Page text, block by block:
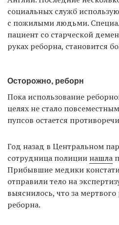
социальных служб
с пожилыми людьми.
пациент со старческой
руках реборна, становится
Осторожно, реборн
Пока использование
целях не стало
пупсов остается
Год назад в Центральном
сотрудница полиции нашла
Прибывшие медики
отправили тело на
выяснилось, что за
реборна.